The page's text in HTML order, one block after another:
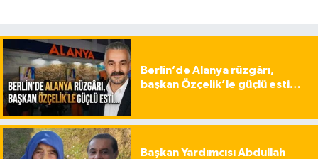
Berlin’de Alanya rüzgârı,
başkan Özçelik’le güçlü esti…
Başkan Yardımcısı Abdullah